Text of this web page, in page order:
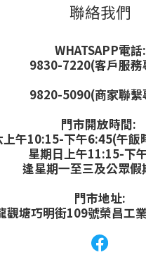
聯絡我們
WHATSAPP電話:
9830-7220(客戶服務
9820-5090(商家聯繫
門市開放時間:
上午10:15-下午6:45(午
星期日上午11:15-下
逢星期一至三及公眾假
門市地址:
觀塘巧明街109號榮昌工